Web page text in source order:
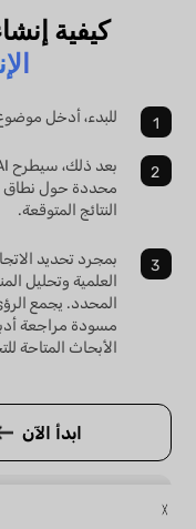
كيفية
للبدء، أدخل
محددة حول نطاق
النتائج المتوقعة.
العلمية وتحليل
المحدد. يجمع
مسودة مراجعة
الأبحاث المتاحة
ابدأ الآن